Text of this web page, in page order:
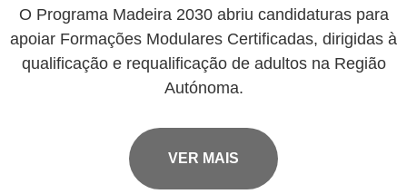
O Programa Madeira 2030 abriu candidaturas para
apoiar Formações Modulares Certificadas, dirigidas à
qualificação e requalificação de adultos na Região
Autónoma.
VER MAIS